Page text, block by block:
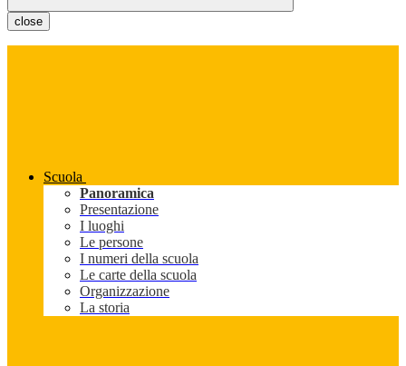
close
Scuola
Panoramica
Presentazione
I luoghi
Le persone
I numeri della scuola
Le carte della scuola
Organizzazione
La storia